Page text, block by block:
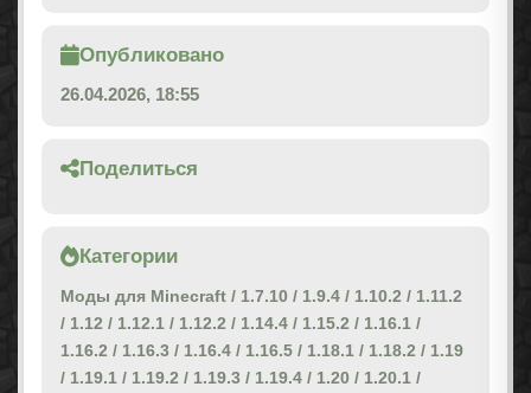
Опубликовано
26.04.2026, 18:55
Поделиться
Категории
Моды для Minecraft / 1.7.10 / 1.9.4 / 1.10.2 / 1.11.2
/ 1.12 / 1.12.1 / 1.12.2 / 1.14.4 / 1.15.2 / 1.16.1 /
1.16.2 / 1.16.3 / 1.16.4 / 1.16.5 / 1.18.1 / 1.18.2 / 1.19
/ 1.19.1 / 1.19.2 / 1.19.3 / 1.19.4 / 1.20 / 1.20.1 /